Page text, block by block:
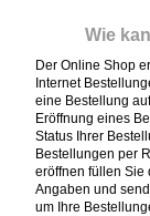
Wie
Der Online Shop
Internet
eine Bestellung
Eröffnung eines
Status Ihrer
Bestellungen per
eröffnen füllen Sie
Angaben und
um Ihre